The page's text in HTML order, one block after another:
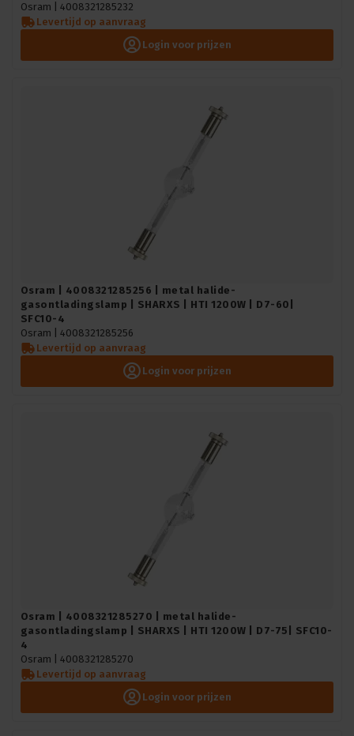
Osram | 4008321285232
Levertijd op aanvraag
Login voor prijzen
Osram | 4008321285256 | metal halide-
gasontladingslamp | SHARXS | HTI 1200W | D7-60|
SFC10-4
Osram | 4008321285256
Levertijd op aanvraag
Login voor prijzen
Osram | 4008321285270 | metal halide-
gasontladingslamp | SHARXS | HTI 1200W | D7-75| SFC10-
4
Osram | 4008321285270
Levertijd op aanvraag
Login voor prijzen